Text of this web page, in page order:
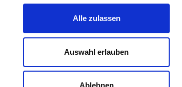
Alle zulassen
Auswahl erlauben
Ablehnen
ServiceHunter AG – quitt
Alle Rechte vorbehalten